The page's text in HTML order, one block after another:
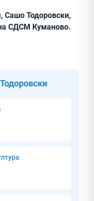
, Сашо Тодоровски,
СДСМ Куманово.